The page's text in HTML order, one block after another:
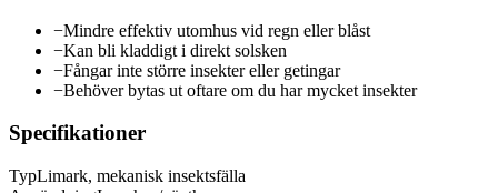
−Mindre effektiv utomhus vid regn eller blåst
−Kan bli kladdigt i direkt solsken
−Fångar inte större insekter eller getingar
−Behöver bytas ut oftare om du har mycket insekter
Specifikationer
TypLimark, mekanisk insektsfälla